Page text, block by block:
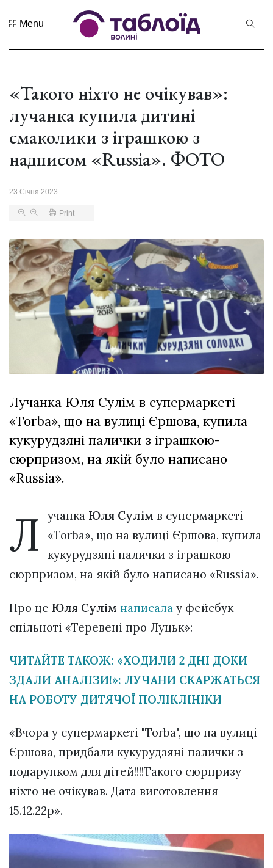
Не пропустіть
Франки й
08 Серпня 2026
89 переглядів
Дрони,
оркестр та
щирі емоції:
нацгварді...
04 Серпня 2026
304 переглядів
У Луцьку
відбулася
XIX
Спартакіада
VolWe...
29 Липня 2026
555 переглядів
Всі розділи
Афіша
ZONE 18+
Menu
«Такого ніхто не очікував»:
лучанка купила дитині
смаколики з іграшкою з
надписом «Russia». ФОТО
23 Січня 2023
Print
Лучанка Юля Сулім в супермаркеті
«Torba», що на вулиці Єршова, купила
кукурудзяні палички з іграшкою-
сюрпризом, на якій було написано
«Russia».
Л учанка Юля Сулім в супермаркеті
«Torba», що на вулиці Єршова, купила
кукурудзяні палички з іграшкою-
сюрпризом, на якій було написано «Russia».
Про це Юля Сулім написала у фейсбук-
спільноті «Теревені про Луцьк»:
ЧИТАЙТЕ ТАКОЖ: «ХОДИЛИ 2 ДНІ ДОКИ
ЗДАЛИ АНАЛІЗИ!»: ЛУЧАНИ СКАРЖАТЬСЯ
НА РОБОТУ ДИТЯЧОЇ ПОЛІКЛІНІКИ
«Вчора у супермаркеті "Torba", що на вулиці
Єршова, придбали кукурудзяні палички з
подарунком для дітей!!!!Такого сюрпризу
ніхто не очікував. Дата виготовлення
15.12.22р».